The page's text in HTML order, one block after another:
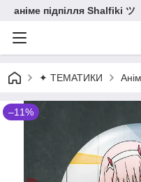
аніме підпілля Shalfiki ツ
✦ ТЕМАТИКИ
–11%